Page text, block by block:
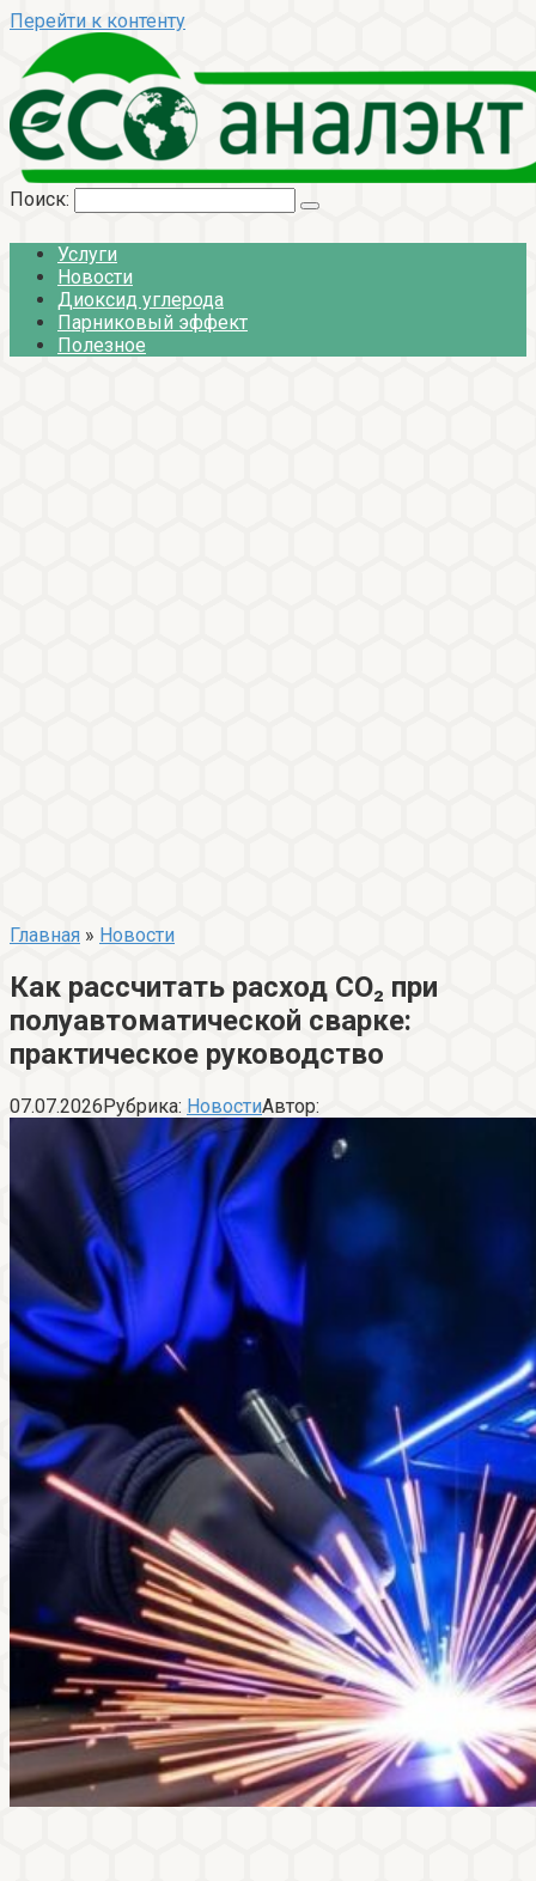
Перейти к контенту
Поиск:
Услуги
Новости
Диоксид углерода
Парниковый эффект
Полезное
Главная » Новости
Как рассчитать расход CO₂ при
полуавтоматической сварке:
практическое руководство
07.07.2026Рубрика: НовостиАвтор: